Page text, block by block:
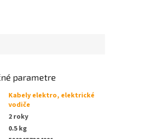
parametre
Kabely elektro, elektrické
vodiče
2 roky
0.5 kg